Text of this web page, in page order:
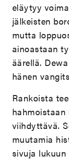
eläytyy
jälkeisten
mutta
ainoastaan
äärellä.
hänen
Rankoista
viihdyttävä.
muutamia
sivuja